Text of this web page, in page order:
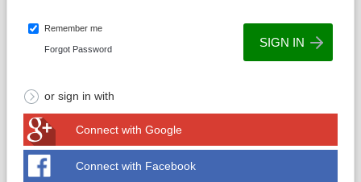
Remember me
Forgot Password
or sign in with
Connect with Google
Connect with Facebook